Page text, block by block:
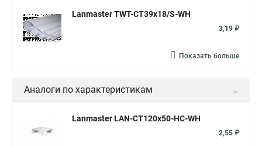
Lanmaster TWT-CT39x18/S-WH
3,19 ₽
Показать больше
Аналоги по характеристикам
Lanmaster LAN-CT120x50-HC-WH
2,55 ₽